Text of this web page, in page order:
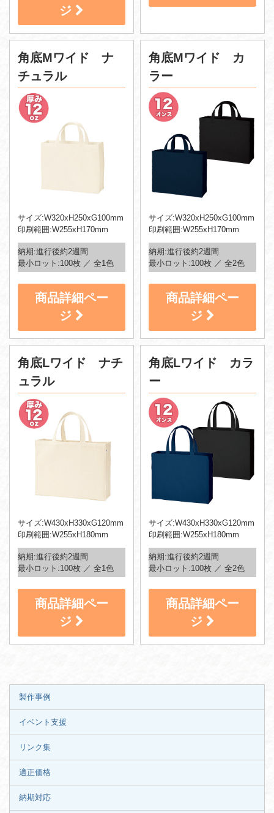
ジ
角底Mワイド ナ
チュラル
サイズ:W320xH250xG100mm
印刷範囲:W255xH170mm
納期:進行後約2週間
最小ロット:100枚 ／ 全1色
商品詳細ペー
ジ
角底Mワイド カ
ラー
サイズ:W320xH250xG100mm
印刷範囲:W255xH170mm
納期:進行後約2週間
最小ロット:100枚 ／ 全2色
商品詳細ペー
ジ
角底Lワイド ナチ
ュラル
サイズ:W430xH330xG120mm
印刷範囲:W255xH180mm
納期:進行後約2週間
最小ロット:100枚 ／ 全1色
商品詳細ペー
ジ
角底Lワイド カラ
ー
サイズ:W430xH330xG120mm
印刷範囲:W255xH180mm
納期:進行後約2週間
最小ロット:100枚 ／ 全2色
商品詳細ペー
ジ
製作事例
イベント支援
リンク集
適正価格
納期対応